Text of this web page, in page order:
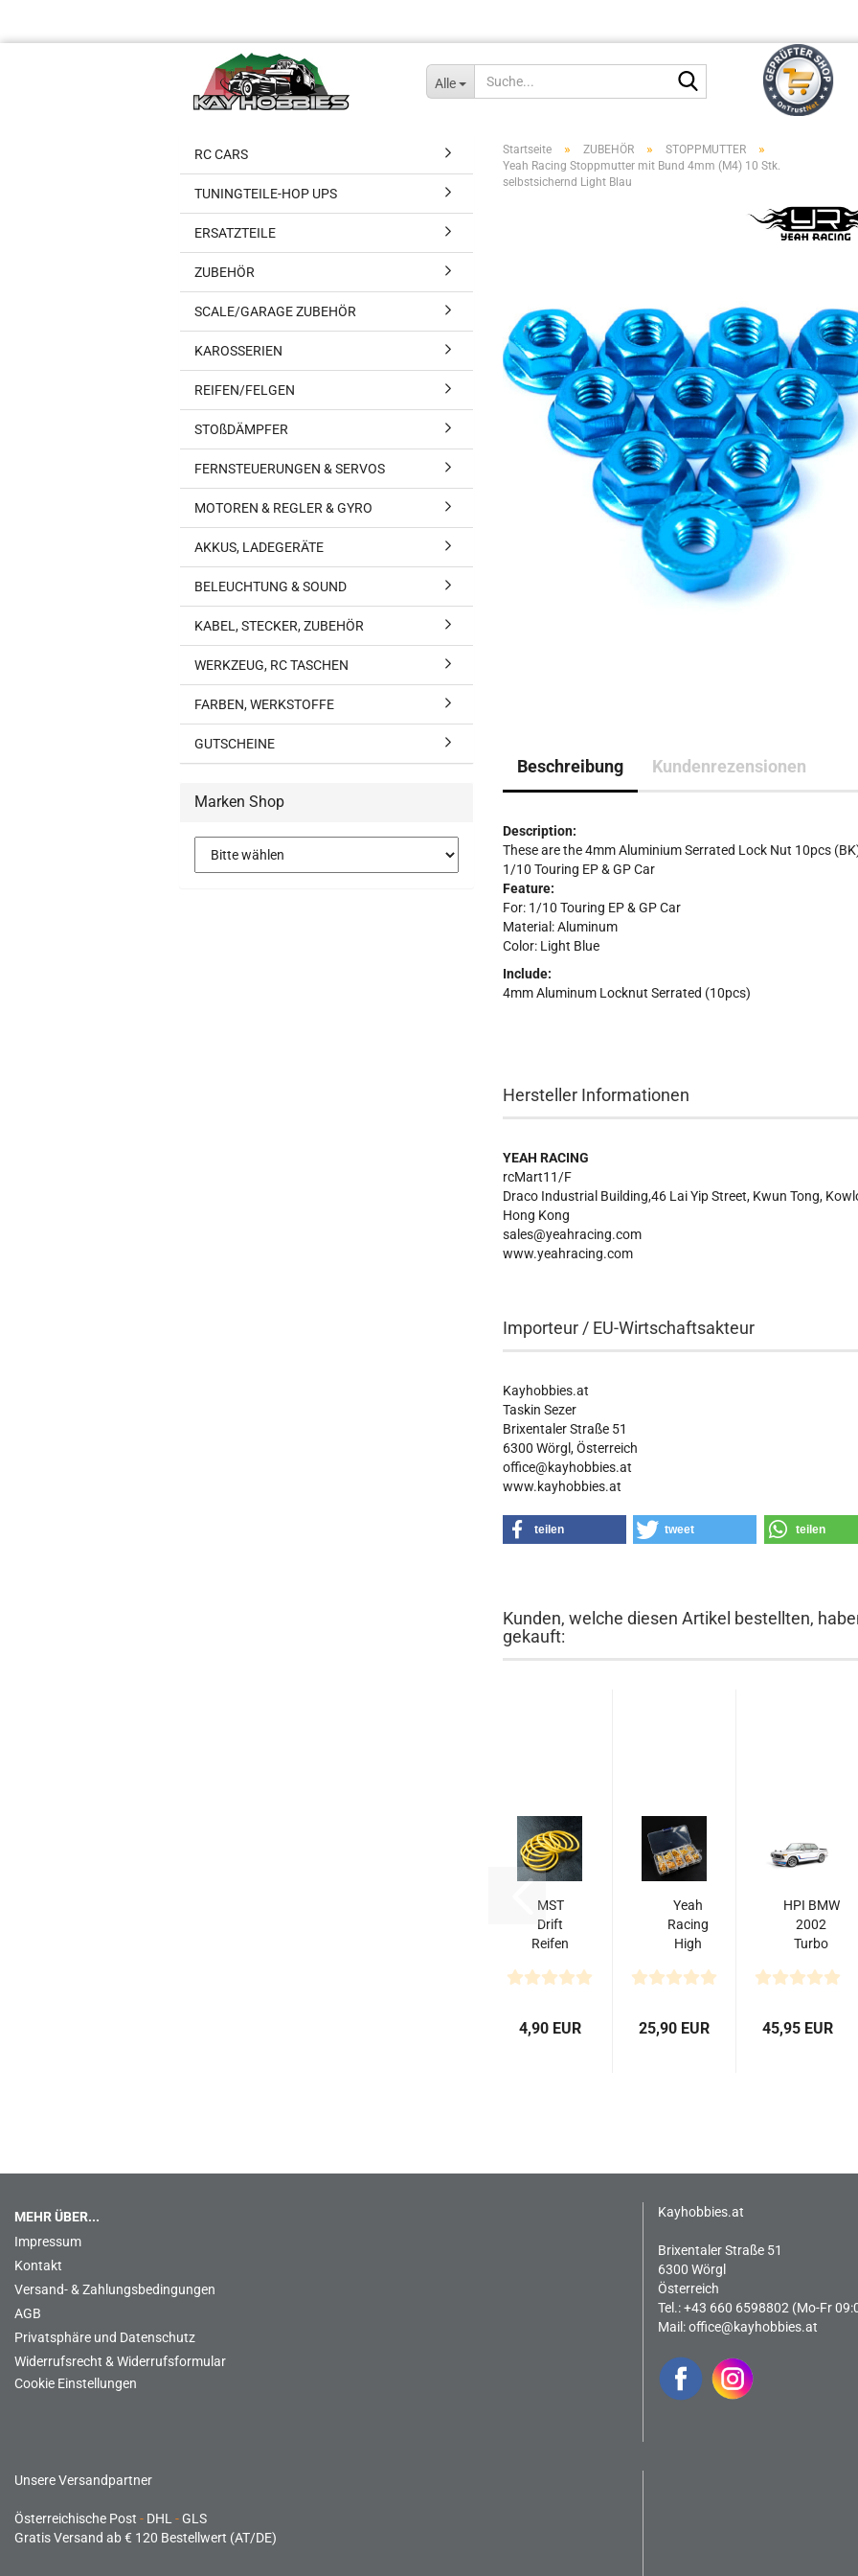
Alle
Startseite » ZUBEHÖR » STOPPMUTTER »
Yeah Racing Stoppmutter mit Bund 4mm (M4) 10 Stk.
selbstsichernd Light Blau
Beschreibung Kundenrezensionen
Description:
These are the 4mm Aluminium Serrated Lock Nut 10pcs
1/10 Touring EP & GP Car
Feature:
For: 1/10 Touring EP & GP Car
Material: Aluminum
Color: Light Blue
Include:
4mm Aluminum Locknut Serrated (10pcs)
Hersteller Informationen
YEAH RACING
rcMart11/F
Draco Industrial Building,46 Lai Yip Street, Kwun Tong,
Hong Kong
sales@yeahracing.com
www.yeahracing.com
Importeur / EU-Wirtschaftsakteur
Kayhobbies.at
Taskin Sezer
Brixentaler Straße 51
6300 Wörgl, Österreich
office@kayhobbies.at
www.kayhobbies.at
teilen tweet teilen
Kunden, welche diesen Artikel bestellten,
gekauft:
MST
Drift
Reifen
(8)
4,90 EUR
Yeah
Racing
High
Schrauben
Stahl...
25,90 EUR
HPI BMW
2002
Turbo
(200mm)
45,95 EUR
RC CARS
TUNINGTEILE-HOP UPS
ERSATZTEILE
ZUBEHÖR
SCALE/GARAGE ZUBEHÖR
KAROSSERIEN
REIFEN/FELGEN
STOßDÄMPFER
FERNSTEUERUNGEN & SERVOS
MOTOREN & REGLER & GYRO
AKKUS, LADEGERÄTE
BELEUCHTUNG & SOUND
KABEL, STECKER, ZUBEHÖR
WERKZEUG, RC TASCHEN
FARBEN, WERKSTOFFE
GUTSCHEINE
Marken Shop
MEHR ÜBER...
Impressum
Kontakt
Versand- & Zahlungsbedingungen
AGB
Privatsphäre und Datenschutz
Widerrufsrecht & Widerrufsformular
Cookie Einstellungen
Kayhobbies.at
Brixentaler Straße 51
6300 Wörgl
Österreich
Tel.: +43 660 6598802 (Mo-Fr
Mail:office@kayhobbies.at
Unsere Versandpartner
Österreichische Post - DHL -GLS
Gratis Versand ab € 120 Bestellwert (AT/DE)